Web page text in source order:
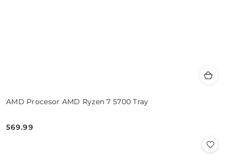
AMD Procesor AMD Ryzen 7 5700 Tray
Cena:
569.99